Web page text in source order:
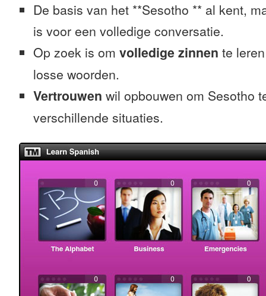
De basis van het **Sesotho ** al kent,
is voor een volledige conversatie.
Op zoek is om volledige zinnen te
losse woorden.
Vertrouwen wil opbouwen om Sesotho
verschillende situaties.